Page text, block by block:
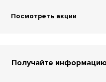
Посмотреть акции
Получайте